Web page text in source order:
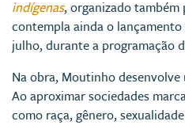
indígenas, organizado também
contempla ainda o
julho, durante a programação
Na obra, Moutinho
Ao aproximar sociedades
como raça, gênero,